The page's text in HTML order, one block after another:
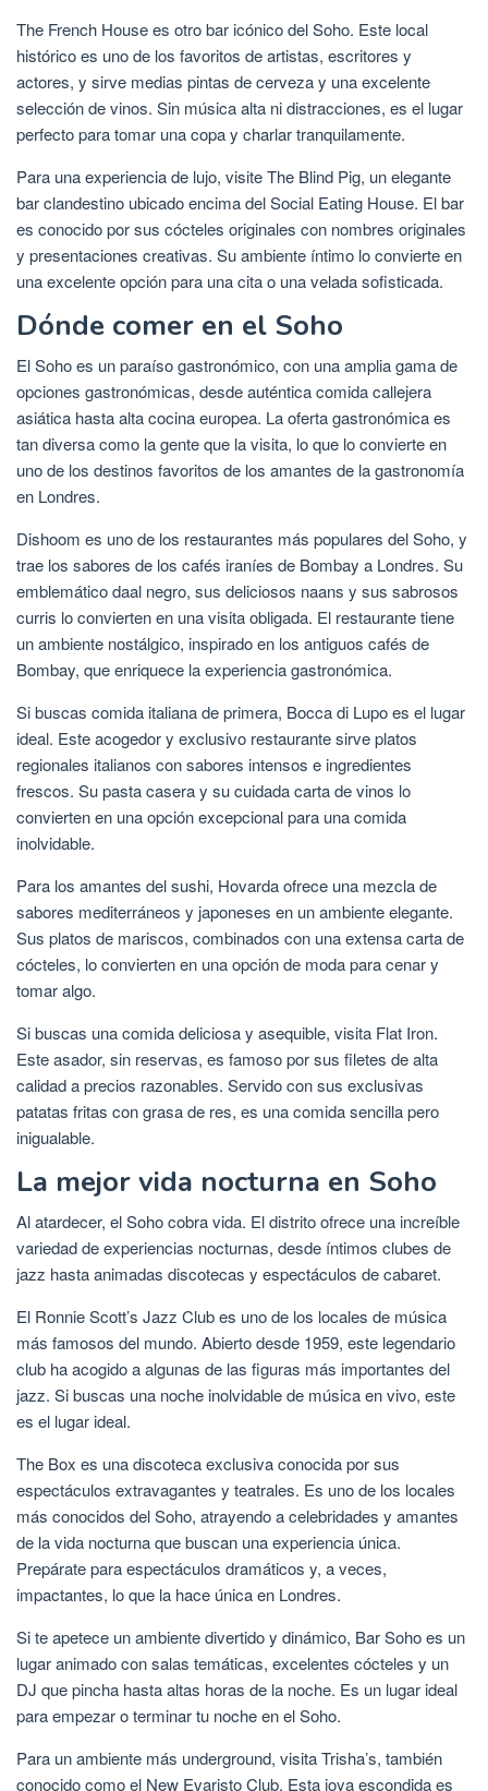
The French House es otro bar icónico del Soho. Este local
histórico es uno de los favoritos de artistas, escritores y
actores, y sirve medias pintas de cerveza y una excelente
selección de vinos. Sin música alta ni distracciones, es el lugar
perfecto para tomar una copa y charlar tranquilamente.
Para una experiencia de lujo, visite The Blind Pig, un elegante
bar clandestino ubicado encima del Social Eating House. El bar
es conocido por sus cócteles originales con nombres originales
y presentaciones creativas. Su ambiente íntimo lo convierte en
una excelente opción para una cita o una velada sofisticada.
Dónde comer en el Soho
El Soho es un paraíso gastronómico, con una amplia gama de
opciones gastronómicas, desde auténtica comida callejera
asiática hasta alta cocina europea. La oferta gastronómica es
tan diversa como la gente que la visita, lo que lo convierte en
uno de los destinos favoritos de los amantes de la gastronomía
en Londres.
Dishoom es uno de los restaurantes más populares del Soho, y
trae los sabores de los cafés iraníes de Bombay a Londres. Su
emblemático daal negro, sus deliciosos naans y sus sabrosos
curris lo convierten en una visita obligada. El restaurante tiene
un ambiente nostálgico, inspirado en los antiguos cafés de
Bombay, que enriquece la experiencia gastronómica.
Si buscas comida italiana de primera, Bocca di Lupo es el lugar
ideal. Este acogedor y exclusivo restaurante sirve platos
regionales italianos con sabores intensos e ingredientes
frescos. Su pasta casera y su cuidada carta de vinos lo
convierten en una opción excepcional para una comida
inolvidable.
Para los amantes del sushi, Hovarda ofrece una mezcla de
sabores mediterráneos y japoneses en un ambiente elegante.
Sus platos de mariscos, combinados con una extensa carta de
cócteles, lo convierten en una opción de moda para cenar y
tomar algo.
Si buscas una comida deliciosa y asequible, visita Flat Iron.
Este asador, sin reservas, es famoso por sus filetes de alta
calidad a precios razonables. Servido con sus exclusivas
patatas fritas con grasa de res, es una comida sencilla pero
inigualable.
La mejor vida nocturna en Soho
Al atardecer, el Soho cobra vida. El distrito ofrece una increíble
variedad de experiencias nocturnas, desde íntimos clubes de
jazz hasta animadas discotecas y espectáculos de cabaret.
El Ronnie Scott’s Jazz Club es uno de los locales de música
más famosos del mundo. Abierto desde 1959, este legendario
club ha acogido a algunas de las figuras más importantes del
jazz. Si buscas una noche inolvidable de música en vivo, este
es el lugar ideal.
The Box es una discoteca exclusiva conocida por sus
espectáculos extravagantes y teatrales. Es uno de los locales
más conocidos del Soho, atrayendo a celebridades y amantes
de la vida nocturna que buscan una experiencia única.
Prepárate para espectáculos dramáticos y, a veces,
impactantes, lo que la hace única en Londres.
Si te apetece un ambiente divertido y dinámico, Bar Soho es un
lugar animado con salas temáticas, excelentes cócteles y un
DJ que pincha hasta altas horas de la noche. Es un lugar ideal
para empezar o terminar tu noche en el Soho.
Para un ambiente más underground, visita Trisha’s, también
conocido como el New Evaristo Club. Esta joya escondida es